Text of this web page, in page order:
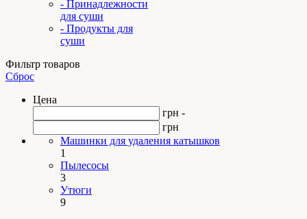
- Принадлежности
для суши
- Продукты для
суши
Фильтр товаров
Сброс
Цена
грн -
грн
Машинки для удаления катышков
1
Пылесосы
3
Утюги
9